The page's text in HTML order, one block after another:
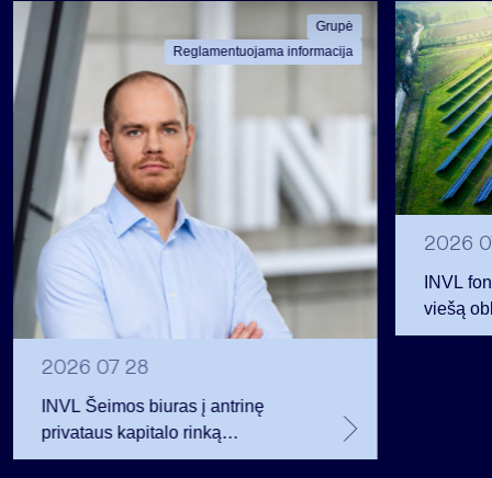
Grupė
Reglamentuojama informacija
2026 07 28
INVL Šeimos biuras į antrinę
privataus kapitalo rinką
investuojantį fondą pritraukė 17,4
2026
INVL
viešą
12 mln.